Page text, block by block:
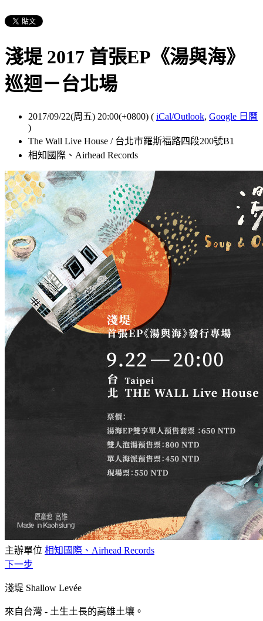
淺堤 2017 首張EP《湯與海》
巡迴－台北場
2017/09/22(周五) 20:00(+0800) ( iCal/Outlook, Google 日曆
)
The Wall Live House / 台北市羅斯福路四段200號B1
相知國際、Airhead Records
主辦單位 相知國際、Airhead Records
下一步
淺堤 Shallow Levée
來自台灣 - 土生土長的高雄土壤。